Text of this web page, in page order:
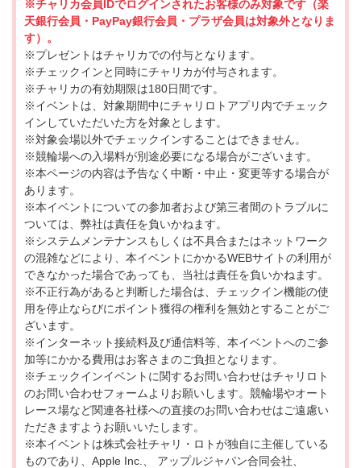
※チャリカ会員IDでログインされたお客様のみ対象です（楽
天銀行会員・PayPay銀行会員・プラザ会員は対象外となりま
す）。
※プレゼントはチャリカでの付与となります。
※チェックインと同時にチャリカが付与されます。
※チャリカの有効期限は180日間です。
※イベントは、対象期間中にチャリロトアプリ内でチェック
インしていただいた方を対象とします。
※対象会場以外でチェックインすることはできません。
※競輪場への入場料が別途必要になる場合がございます。
※本ページの内容は予告なく中断・中止・変更等する場合が
あります。
※本イベントについての参加者および第三者間のトラブルに
ついては、弊社は責任を負いかねます。
※システムメンテナンスもしくは不具合またはネットワーク
の混雑などにより、本イベントにかかるWEBサイトの利用が
できなかった場合であっても、当社は責任を負いかねます。
※不正行為があると判断した場合は、チェックイン機能の使
用を停止ならびにポイント獲得の権利を無効とすることがご
ざいます。
※インターネット接続料及び通信料等、本イベントへのご参
加等にかかる費用はお客さまのご負担となります。
※チェックインイベントに関するお問い合わせはチャリロト
のお問い合わせフォームよりお願いします。競輪場やオート
レース場など関連各社様への直接のお問い合わせはご遠慮い
ただきますようお願いいたします。
※本イベントは株式会社チャリ・ロトが独自に主催している
ものであり、Apple Inc.、 アップルジャパン合同会社、